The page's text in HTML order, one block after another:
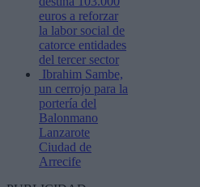
euros a reforzar
la labor social de
catorce entidades
del tercer sector
Ibrahim Sambe,
un cerrojo para la
portería del
Balonmano
Lanzarote
Ciudad de
Arrecife